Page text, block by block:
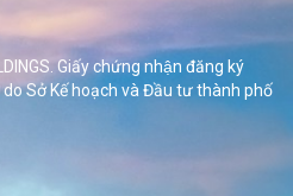
Giấy chứng nhận đăng ký
do SởKế hoạch và Đầu tư thành phố